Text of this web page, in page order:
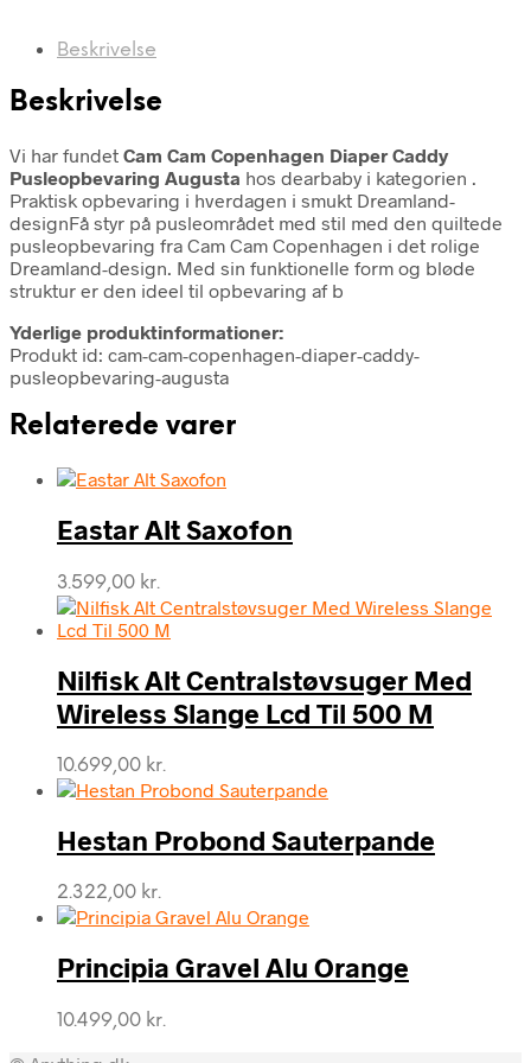
Beskrivelse
Beskrivelse
Vi har fundet Cam Cam Copenhagen Diaper Caddy
Pusleopbevaring Augusta hos dearbaby i kategorien .
Praktisk opbevaring i hverdagen i smukt Dreamland-
designFå styr på pusleområdet med stil med den quiltede
pusleopbevaring fra Cam Cam Copenhagen i det rolige
Dreamland-design. Med sin funktionelle form og bløde
struktur er den ideel til opbevaring af b
Yderlige produktinformationer:
Produkt id: cam-cam-copenhagen-diaper-caddy-
pusleopbevaring-augusta
Relaterede varer
Eastar Alt Saxofon
3.599,00 kr.
Nilfisk Alt Centralstøvsuger Med
Wireless Slange Lcd Til 500 M
10.699,00 kr.
Hestan Probond Sauterpande
2.322,00 kr.
Principia Gravel Alu Orange
10.499,00 kr.